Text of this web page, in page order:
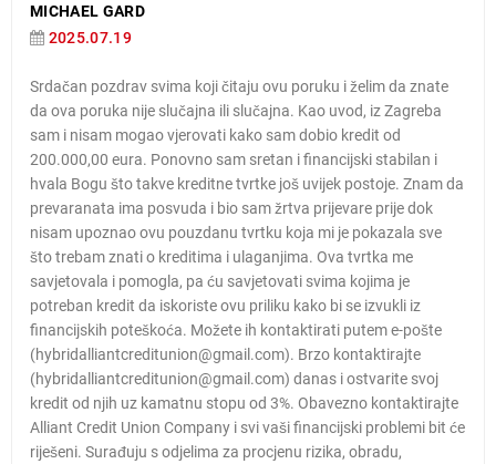
MICHAEL GARD
2025.07.19
Srdačan pozdrav svima koji čitaju ovu poruku i želim da znate
da ova poruka nije slučajna ili slučajna. Kao uvod, iz Zagreba
sam i nisam mogao vjerovati kako sam dobio kredit od
200.000,00 eura. Ponovno sam sretan i financijski stabilan i
hvala Bogu što takve kreditne tvrtke još uvijek postoje. Znam da
prevaranata ima posvuda i bio sam žrtva prijevare prije dok
nisam upoznao ovu pouzdanu tvrtku koja mi je pokazala sve
što trebam znati o kreditima i ulaganjima. Ova tvrtka me
savjetovala i pomogla, pa ću savjetovati svima kojima je
potreban kredit da iskoriste ovu priliku kako bi se izvukli iz
financijskih poteškoća. Možete ih kontaktirati putem e-pošte
(hybridalliantcreditunion@gmail.com). Brzo kontaktirajte
(hybridalliantcreditunion@gmail.com) danas i ostvarite svoj
kredit od njih uz kamatnu stopu od 3%. Obavezno kontaktirajte
Alliant Credit Union Company i svi vaši financijski problemi bit će
riješeni. Surađuju s odjelima za procjenu rizika, obradu,